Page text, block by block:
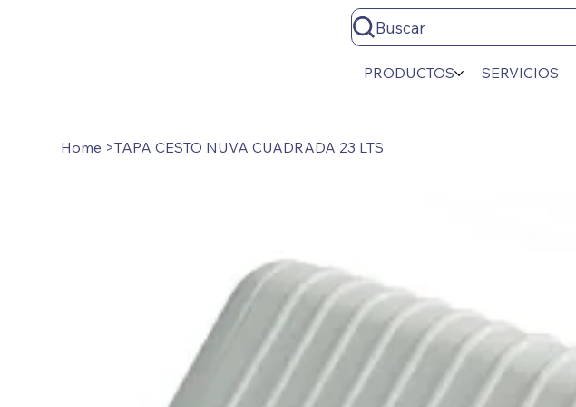
Buscar
PRODUCTOS SERVICIOS
Home >TAPA CESTO NUVA CUADRADA 23 LTS